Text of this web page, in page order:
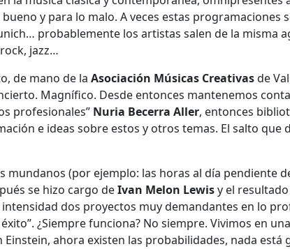
y para lo malo. A veces estas programaciones
probablemente los artistas salen de la misma
jazz…
de mano de la Asociación Músicas Creativasde
Magnífico. Desde entonces mantenemos
profesionales” Nuria Becerra Aller, entonces
e ideas sobre estos y otros temas. El salto que
mundanos (por ejemplo: las horas al día pendiente
se hizo cargo deIvan Melon Lewisy el
dos proyectos muy demandantes en lo
¿Siempre funciona? No siempre. Vivimos en
Einstein, ahora existen las probabilidades, nada está